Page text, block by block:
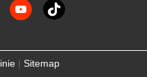
| Sitemap